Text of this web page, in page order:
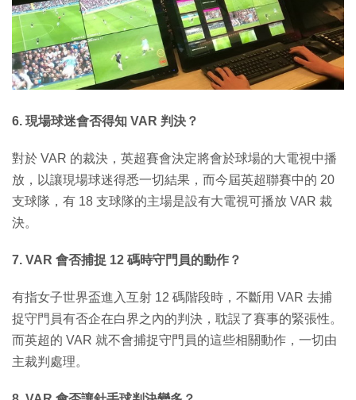
6. 現場球迷會否得知 VAR 判決？
對於 VAR 的裁決，英超賽會決定將會於球場的大電視中播
放，以讓現場球迷得悉一切結果，而今屆英超聯賽中的 20
支球隊，有 18 支球隊的主場是設有大電視可播放 VAR 裁
決。
7. VAR 會否捕捉 12 碼時守門員的動作？
有指女子世界盃進入互射 12 碼階段時，不斷用 VAR 去捕
捉守門員有否企在白界之內的判決，耽誤了賽事的緊張性。
而英超的 VAR 就不會捕捉守門員的這些相關動作，一切由
主裁判處理。